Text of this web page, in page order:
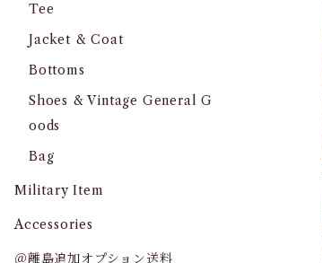
Tee
Jacket & Coat
Bottoms
Shoes & Vintage General G
oods
Bag
Military Item
Accessories
＠離島追加オプション送料